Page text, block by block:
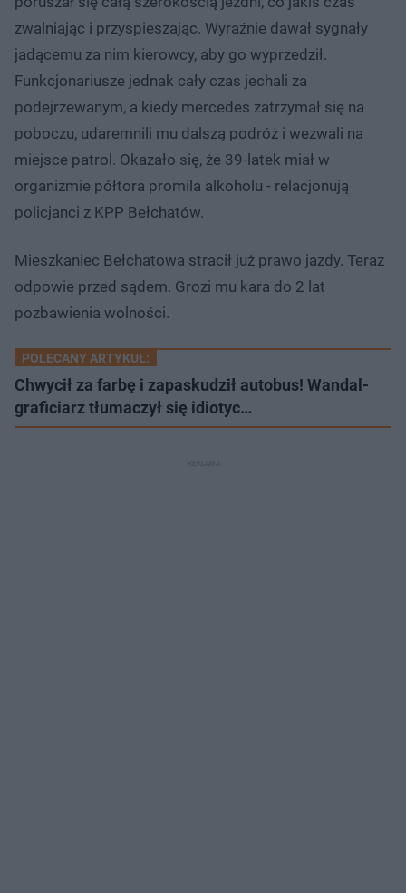
zwalniając i przyspieszając. Wyraźnie dawał sygnały
jadącemu za nim kierowcy, aby go wyprzedził.
Funkcjonariusze jednak cały czas jechali za
podejrzewanym, a kiedy mercedes zatrzymał się na
poboczu, udaremnili mu dalszą podróż i wezwali na
miejsce patrol. Okazało się, że 39-latek miał w
organizmie półtora promila alkoholu - relacjonują
policjanci z KPP Bełchatów.
Mieszkaniec Bełchatowa stracił już prawo jazdy. Teraz
odpowie przed sądem. Grozi mu kara do 2 lat
pozbawienia wolności.
POLECANY ARTYKUŁ:
Chwycił za farbę i zapaskudził autobus! Wandal-
graficiarz tłumaczył się idiotyc…